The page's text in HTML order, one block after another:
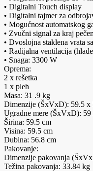
• Digitalni Touch display
• Digitalni tajmer za
• Mogućnost automatskog
• Zvučni signal za kraj
• Dvoslojna staklena vrata
• Radijalna ventilacija
• Snaga: 3300 W
Oprema:
2 x rešetka
1 x pleh
Masa: 31 .9 kg
Dimenzije (ŠxVxD): 59.5 x
Ugradne mere (ŠxVxD):
Širina: 59.5 cm
Visina: 59.5 cm
Dubina: 56.8 cm
Pakovanje:
Dimenzije pakovanja
Težina pakovanja: 33.84 kg